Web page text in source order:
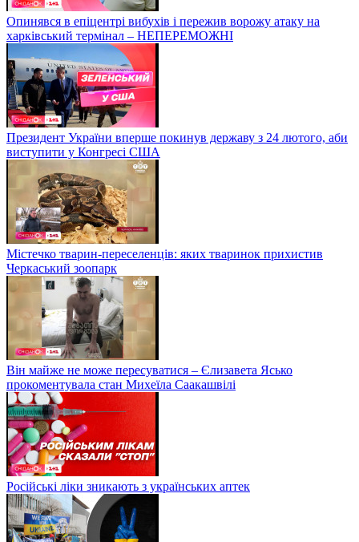
Опинявся в епіцентрі вибухів і пережив ворожу атаку на
харківський термінал – НЕПЕРЕМОЖНІ
Президент України вперше покинув державу з 24 лютого, аби
виступити у Конгресі США
Містечко тварин-переселенців: яких тваринок прихистив
Черкаський зоопарк
Він майже не може пересуватися – Єлизавета Ясько
прокоментувала стан Михеїла Саакашвілі
Російські ліки зникають з українських аптек